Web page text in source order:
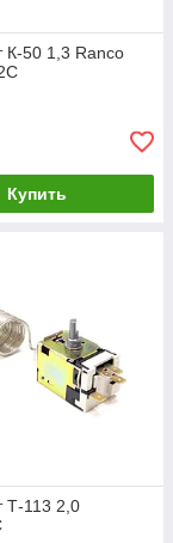
К-50 1,3 Ranco
Купить
Т-113 2,0